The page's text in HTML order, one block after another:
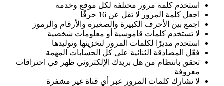
استخدم كلمة مرور مختلفة لكل موقع وخدمة
اجعل كلمة المرور لا تقل عن 16 حرفًا
اجمع بين الأحرف الكبيرة والصغيرة والأرقام والرموز
لا تستخدم كلمات قاموسية أو معلومات شخصية
استخدم مديرًا لكلمات المرور لتخزينها وتوليدها
فعّل المصادقة الثنائية على كل الحسابات المهمة
تحقق بانتظام من هل بريدك الإلكتروني ظهر في اختراقات
معروفة
لا تشارك كلمات المرور عبر أي قناة غير مشفرة